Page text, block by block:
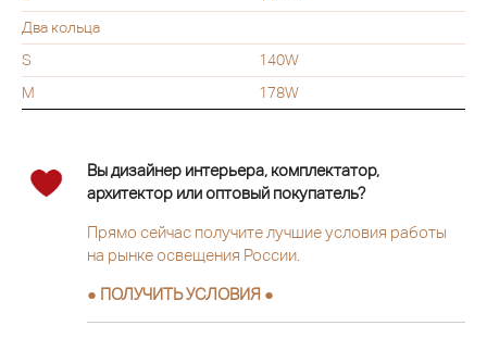
Два кольца
S
140W
M
178W
Вы дизайнер интерьера, комплектатор,
архитектор или оптовый покупатель?
Прямо сейчас получите лучшие условия работы
на рынке освещения России.
● ПОЛУЧИТЬ УСЛОВИЯ ●